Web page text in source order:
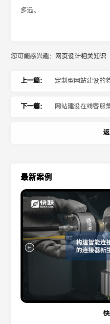
多远。
您可能感兴趣： 网页设计相关知识
上一篇： 定制型网站建设的
下一篇： 网站建设在线客服
最新案例